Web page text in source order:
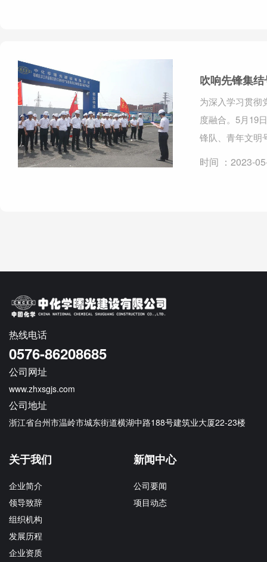
吹响先锋集
为深入学习贯彻
度融合。5月19
锋队、青年文明
时间 ：2023-
热线电话
0576-86208685
公司网址
www.zhxsgjs.com
公司地址
浙江省台州市温岭市城东街道横湖中路188号建筑业大厦22-23楼
关于我们
企业简介
领导致辞
组织机构
发展历程
企业资质
新闻中心
公司要闻
项目动态